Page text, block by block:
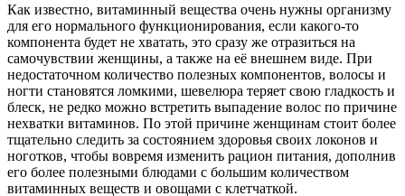
Как известно, витаминный вещества очень нужны организму
для его нормального функционирования, если какого-то
компонента будет не хватать, это сразу же отразиться на
самочувствии женщины, а также на её внешнем виде. При
недостаточном количество полезных компонентов, волосы и
ногти становятся ломкими, шевелюра теряет свою гладкость и
блеск, не редко можно встретить выпадение волос по причине
нехватки витаминов. По этой причине женщинам стоит более
тщательно следить за состоянием здоровья своих локонов и
ноготков, чтобы вовремя изменить рацион питания, дополнив
его более полезными блюдами с большим количеством
витаминных веществ и овощами с клетчаткой.